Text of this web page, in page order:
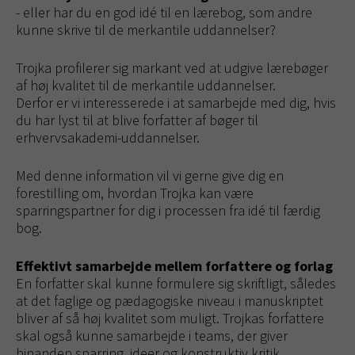
- eller har du en god idé til en lærebog, som andre
kunne skrive til de merkantile uddannelser?
Trojka profilerer sig markant ved at udgive lærebøger
af høj kvalitet til de merkantile uddannelser.
Derfor er vi interesserede i at samarbejde med dig, hvis
du har lyst til at blive forfatter af bøger til
erhvervsakademi-uddannelser.
Med denne information vil vi gerne give dig en
forestilling om, hvordan Trojka kan være
sparringspartner for dig i processen fra idé til færdig
bog.
Effektivt samarbejde mellem forfattere og forlag
En forfatter skal kunne formulere sig skriftligt, således
at det faglige og pædagogiske niveau i manuskriptet
bliver af så høj kvalitet som muligt. Trojkas forfattere
skal også kunne samarbejde i teams, der giver